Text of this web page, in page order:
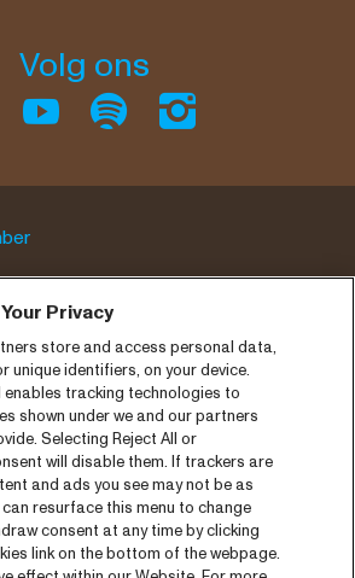
Volg ons
Privacy
store and access personal data,
unique identifiers, on your device.
enables tracking technologies to
shown under we and our partners
Selecting Reject All or
will disable them. If trackers are
and ads you see may not be as
resurface this menu to change
consent at any time by clicking
link on the bottom of the webpage.